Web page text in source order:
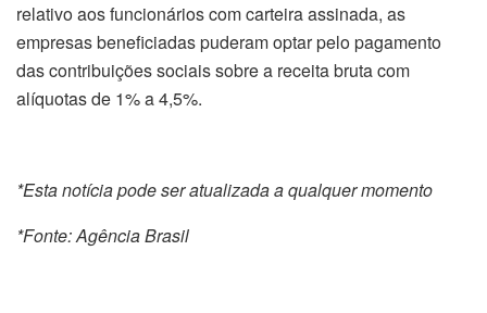
relativo aos funcionários com carteira assinada, as
empresas beneficiadas puderam optar pelo pagamento
das contribuições sociais sobre a receita bruta com
alíquotas de 1% a 4,5%.
*Esta notícia pode ser atualizada a qualquer momento
*Fonte: Agência Brasil